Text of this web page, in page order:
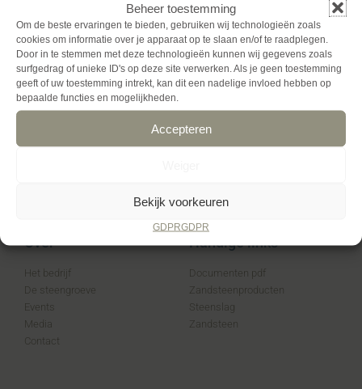
Beheer toestemming
Om de beste ervaringen te bieden, gebruiken wij technologieën zoals
cookies om informatie over je apparaat op te slaan en/of te raadplegen.
Door in te stemmen met deze technologieën kunnen wij gegevens zoals
surfgedrag of unieke ID's op deze site verwerken. Als je geen toestemming
geeft of uw toestemming intrekt, kan dit een nadelige invloed hebben op
bepaalde functies en mogelijkheden.
Accepteren
Bekijk voorkeuren
GDPRGDPR
> Le grès & le paysage
Over
Het bedrijf
De steengroeve
Events
Media
Contact
Handige links
Documenten pdf
Zandsteenproducten
Steenslag
Zandsteen